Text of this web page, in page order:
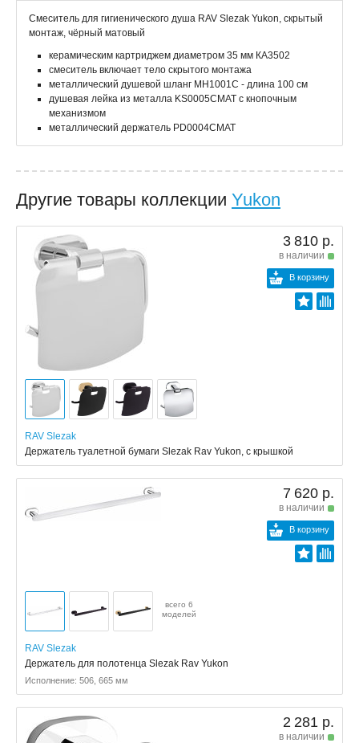
Смеситель для гигиенического душа RAV Slezak Yukon, скрытый
монтаж, чёрный матовый
керамическим картриджем диаметром 35 мм КА3502
смеситель включает тело скрытого монтажа
металлический душевой шланг MH1001C - длина 100 см
душевая лейка из металла KS0005CMAT с кнопочным
механизмом
металлический держатель PD0004CMAT
Другие товары коллекции Yukon
3 810 р.
в наличии
В корзину
RAV Slezak
Держатель туалетной бумаги Slezak Rav Yukon, с крышкой
7 620 р.
в наличии
В корзину
всего 6
моделей
RAV Slezak
Держатель для полотенца Slezak Rav Yukon
Исполнение: 506, 665 мм
2 281 р.
в наличии